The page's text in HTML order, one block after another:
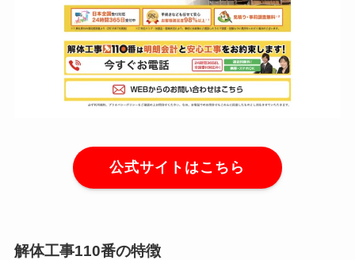
公式サイトはこちら
解体工事110番の特徴